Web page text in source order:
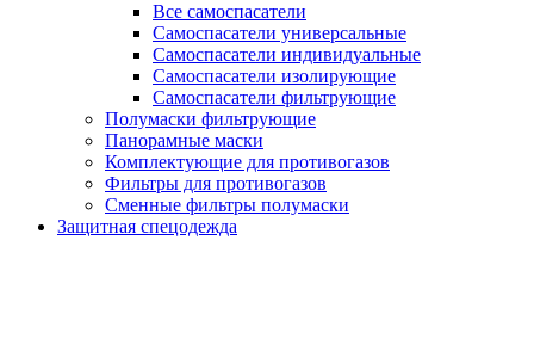
Все самоспасатели
Самоспасатели универсальные
Самоспасатели индивидуальные
Самоспасатели изолирующие
Самоспасатели фильтрующие
Полумаски фильтрующие
Панорамные маски
Комплектующие для противогазов
Фильтры для противогазов
Сменные фильтры полумаски
Защитная спецодежда